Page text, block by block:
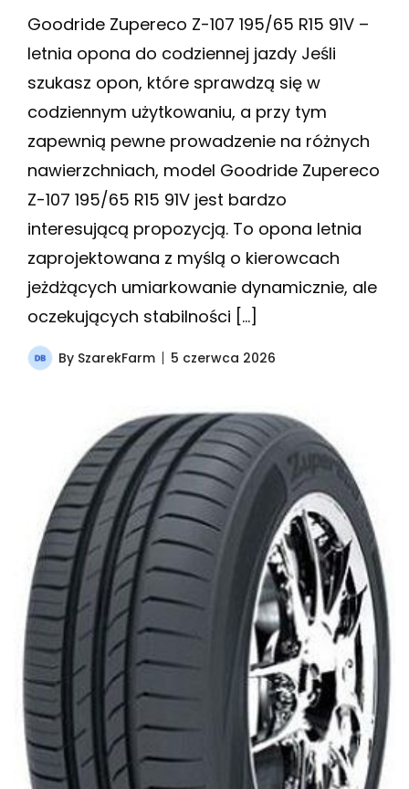
Goodride Zupereco Z-107 195/65 R15 91V –
letnia opona do codziennej jazdy Jeśli
szukasz opon, które sprawdzą się w
codziennym użytkowaniu, a przy tym
zapewnią pewne prowadzenie na różnych
nawierzchniach, model Goodride Zupereco
Z-107 195/65 R15 91V jest bardzo
interesującą propozycją. To opona letnia
zaprojektowana z myślą o kierowcach
jeżdżących umiarkowanie dynamicznie, ale
oczekujących stabilności […]
By SzarekFarm 5 czerwca 2026